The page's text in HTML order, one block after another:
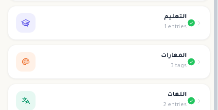
التعليم
1 entries
المهارات
3 tags
اللغات
2 entries